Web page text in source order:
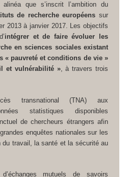
que s’inscrit l’ambition du
de recherche européens sur
2013 à janvier 2017. Les objectifs
intégrer et de faire évoluer les
en sciences sociales existant
« pauvreté et conditions de vie »
et vulnérabilité », à travers trois
transnational (TNA) aux
statistiques disponibles
de chercheurs étrangers afin
enquêtes nationales sur les
du travail, la santé et la sécurité au
d’échanges mutuels de savoirs